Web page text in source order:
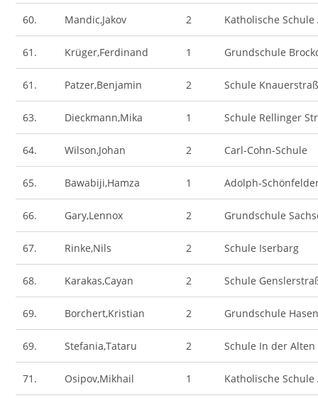
60. Mandic,Jakov 2 Katholische Schule
61. Krüger,Ferdinand 1 Grundschule
61. Patzer,Benjamin 2 Schule
63. Dieckmann,Mika 1 Schule Rellinger
64. Wilson,Johan 2 Carl-Cohn-Schule
65. Bawabiji,Hamza 1 Adolph-
66. Gary,Lennox 2 Grundschule
67. Rinke,Nils 2 Schule Iserbarg
68. Karakas,Cayan 2 Schule
69. Borchert,Kristian 2 Grundschule
69. Stefania,Tataru 2 Schule In der Alten
71. Osipov,Mikhail 1 Katholische Schule